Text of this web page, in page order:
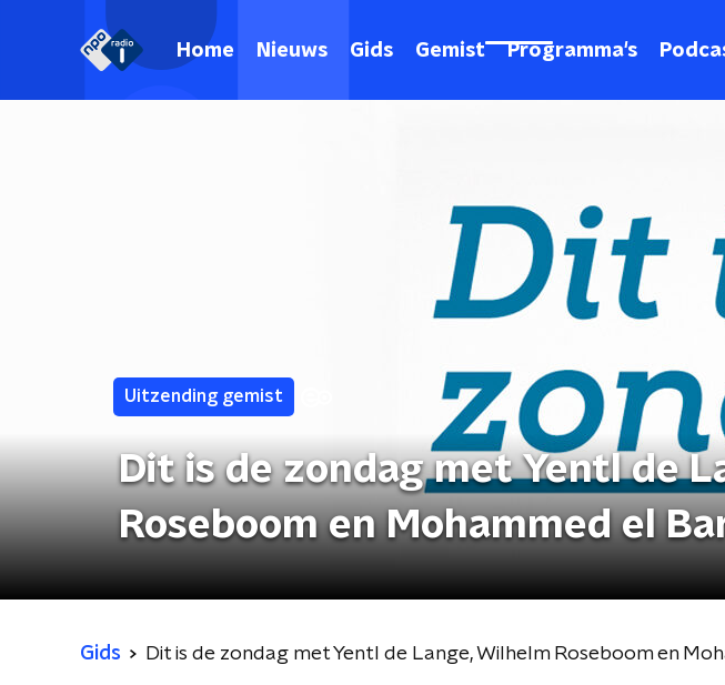
Home Nieuws Gids Gemist Programma's
Uitzending gemist
Dit is de zondag met Yentl de
Roseboom en Mohammed el
Gids Dit is de zondag met Yentl de Lange, Wilhelm Roseboom en